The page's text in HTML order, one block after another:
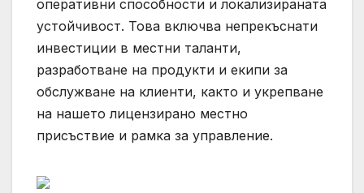
оперативни способности и локализираната
устойчивост. Това включва непрекъснати
инвестиции в местни таланти,
разработване на продукти и екипи за
обслужване на клиенти, както и укрепване
на нашето лицензирано местно
присъствие и рамка за управление.